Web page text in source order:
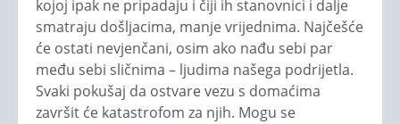
kojoj ipak ne pripadaju i čiji ih stanovnici i dalje
smatraju došljacima, manje vrijednima. Najčešće
će ostati nevjenčani, osim ako nađu sebi par
među sebi sličnima – ljudima našega podrijetla.
Svaki pokušaj da ostvare vezu s domaćima
završit će katastrofom za njih. Mogu se